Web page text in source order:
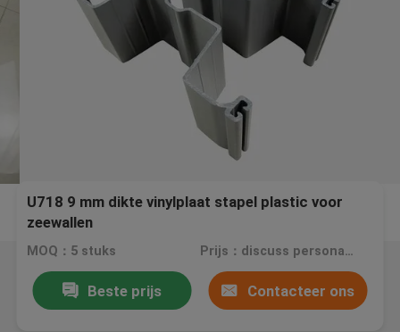
U718 9 mm dikte vinylplaat stapel plastic voor
zeewallen
MOQ：5 stuks Prijs：discuss personally
Beste prijs Contacteer ons